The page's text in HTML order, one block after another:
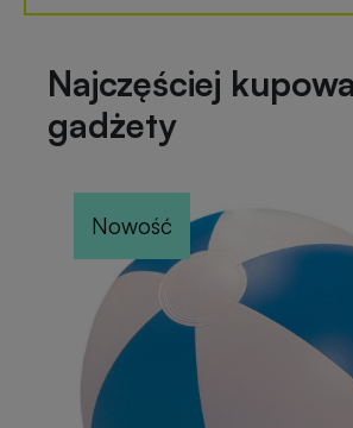
Najczęściej
gadżety
Nowość